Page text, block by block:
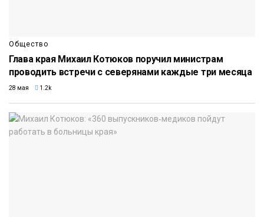
Общество
Глава края Михаил Котюков поручил министрам
проводить встречи с северянами каждые три месяца
28 мая 1.2k